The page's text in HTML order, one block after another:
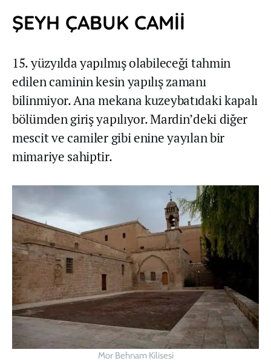
ŞEYH ÇABUK CAMİİ
15. yüzyılda yapılmış olabileceği tahmin
edilen caminin kesin yapılış zamanı
bilinmiyor. Ana mekana kuzeybatıdaki kapalı
bölümden giriş yapılıyor. Mardin’deki diğer
mescit ve camiler gibi enine yayılan bir
mimariye sahiptir.
Mor Behnam Kilisesi